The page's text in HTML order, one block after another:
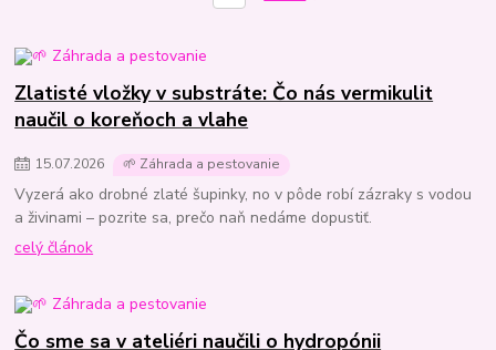
Zlatisté vložky v substráte: Čo nás vermikulit
naučil o koreňoch a vlahe
15.07.2026 🌱 Záhrada a pestovanie
Vyzerá ako drobné zlaté šupinky, no v pôde robí zázraky s vodou
a živinami – pozrite sa, prečo naň nedáme dopustiť.
celý článok
Čo sme sa v ateliéri naučili o hydropónii